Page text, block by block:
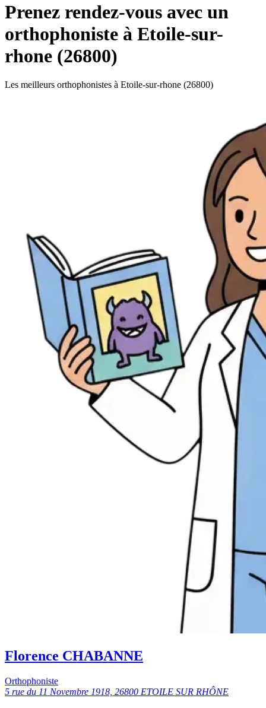
Prenez rendez-vous avec un
orthophoniste à Etoile-sur-
rhone (26800)
Les meilleurs orthophonistes à Etoile-sur-rhone (26800)
Florence CHABANNE
Orthophoniste
5 rue du 11 Novembre 1918, 26800 ETOILE SUR RHÔNE